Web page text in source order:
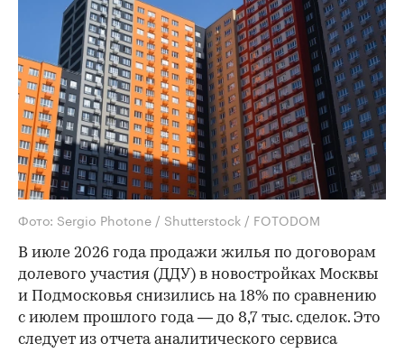
Фото: Sergio Photone / Shutterstock / FOTODOM
В июле 2026 года продажи жилья по договорам
долевого участия (ДДУ) в новостройках Москвы
и Подмосковья снизились на 18% по сравнению
с июлем прошлого года — до 8,7 тыс. сделок. Это
следует из отчета аналитического сервиса